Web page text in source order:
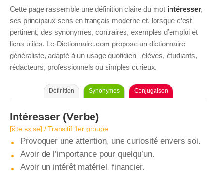
Cette page rassemble une définition claire du mot intéresser,
ses principaux sens en français moderne et, lorsque c’est
pertinent, des synonymes, contraires, exemples d’emploi et
liens utiles. Le-Dictionnaire.com propose un dictionnaire
généraliste, adapté à un usage quotidien : élèves, étudiants,
rédacteurs, professionnels ou simples curieux.
Définition Synonymes Conjugaison
Intéresser (Verbe)
[ɛ̃.te.ʁɛ.se] / Transitif 1er groupe
Provoquer une attention, une curiosité envers soi.
Avoir de l’importance pour quelqu’un.
Avoir un intérêt matériel, financier.